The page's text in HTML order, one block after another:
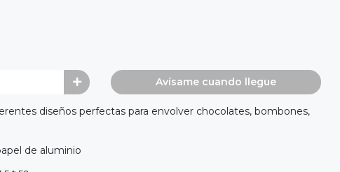
Avísame cuando llegue
diseños perfectas para envolver chocolates, bombones,
de aluminio